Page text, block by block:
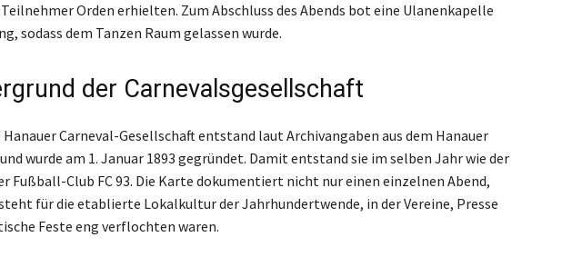
Orden erhielten. Zum Abschluss des Abends bot eine Ulanenkapelle
sodass dem Tanzen Raum gelassen wurde.
der Carnevalsgesellschaft
Hanauer Carneval-Gesellschaft entstand laut Archivangaben aus dem Hanauer
wurde am 1. Januar 1893 gegründet. Damit entstand sie im selben Jahr wie der
Fußball-Club FC 93. Die Karte dokumentiert nicht nur einen einzelnen Abend,
für die etablierte Lokalkultur der Jahrhundertwende, in der Vereine, Presse
Feste eng verflochten waren.